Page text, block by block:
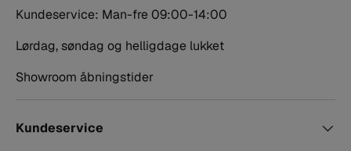
streaming og broadcast. Nogle modeller bruger XLR,
mens andre kan forbindes direkte til computeren.
USB-mikrofoner
har et indbygget lydinterface og er en
Kundeservice: Man-fre 09:00-14:00
Lørdag, søndag og helligdage lukket
Showroom åbningstider
Kundeservice